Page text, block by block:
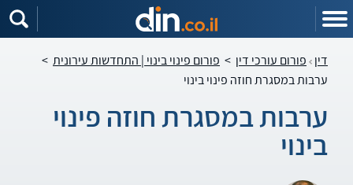
דין פורום עורכי דין > פורום פינוי בינוי | התחדשות עירונית >
ערבות במסגרת חוזה פינוי בינוי
ערבות במסגרת חוזה פינוי
בינוי